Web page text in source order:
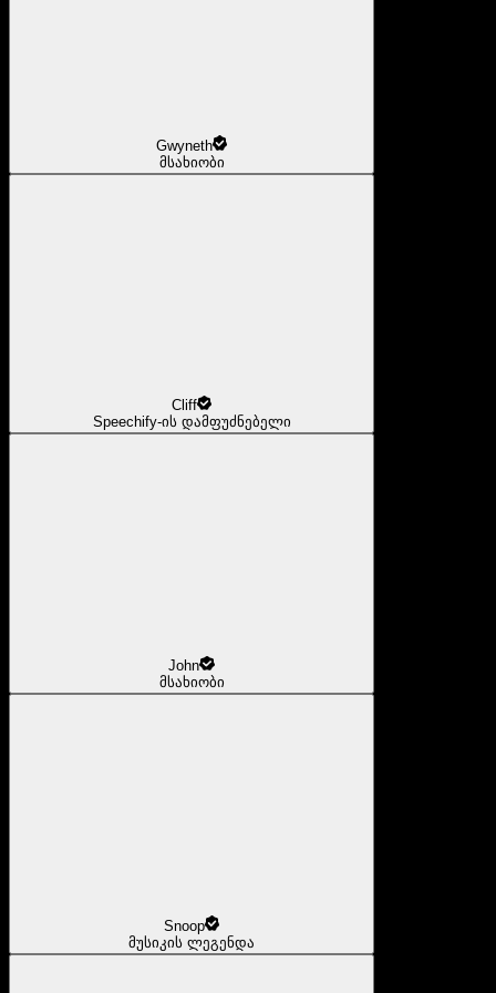
Gwyneth
მსახიობი
Cliff
Speechify-ის დამფუძნებელი
John
მსახიობი
Snoop
მუსიკის ლეგენდა